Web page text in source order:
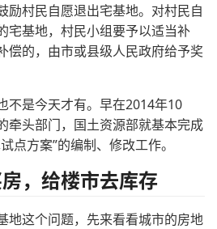
励村民自愿退出宅基地。对村民自
宅基地，村民小组要予以适当补
偿的，由市或县级人民政府给予奖
不是今天才有。早在2014年10
牵头部门，国土资源部就基本完成
点方案”的编制、修改工作。
，给楼市去库存
地这个问题，先来看看城市的房地